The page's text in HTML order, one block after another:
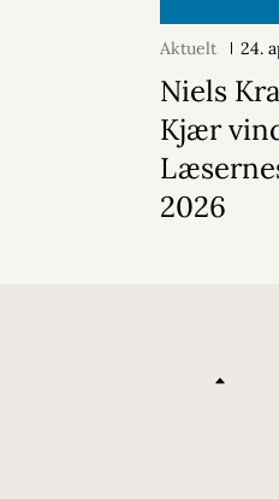
Aktuelt 24.
Niels
Kjær
2026